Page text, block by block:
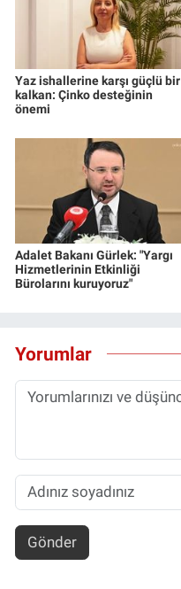
Yaz ishallerine karşı güçlü bir
kalkan: Çinko desteğinin
önemi
Adalet Bakanı Gürlek: "Yargı
Hizmetlerinin Etkinliği
Bürolarını kuruyoruz"
Yorumlar
Gönder